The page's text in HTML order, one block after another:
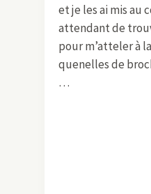
et je les ai mis au
attendant de
pour m’atteler à
quenelles de
…